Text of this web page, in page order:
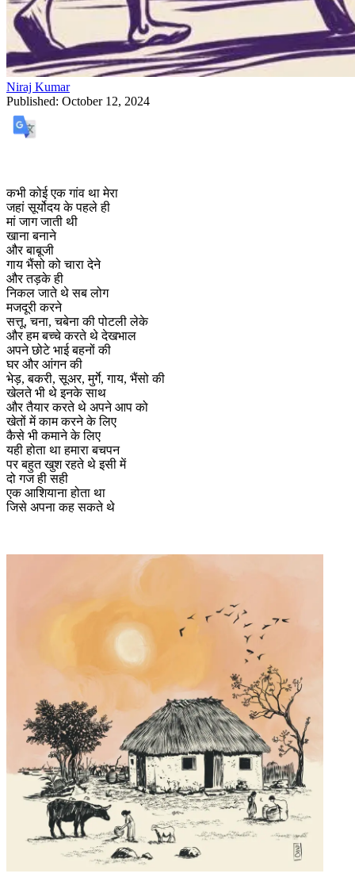
Niraj Kumar
Published: October 12, 2024
कभी कोई एक गांव था मेरा
जहां सूर्योदय के पहले ही
मां जाग जाती थी
खाना बनाने
और बाबूजी
गाय भैंसो को चारा देने
और तड़के ही
निकल जाते थे सब लोग
मजदूरी करने
सत्तू, चना, चबेना की पोटली लेके
और हम बच्चे करते थे देखभाल
अपने छोटे भाई बहनों की
घर और आंगन की
भेड़, बकरी, सूअर, मुर्गे, गाय, भैंसो की
खेलते भी थे इनके साथ
और तैयार करते थे अपने आप को
खेतों में काम करने के लिए
कैसे भी कमाने के लिए
यही होता था हमारा बचपन
पर बहुत खुश रहते थे इसी में
दो गज ही सही
एक आशियाना होता था
जिसे अपना कह सकते थे